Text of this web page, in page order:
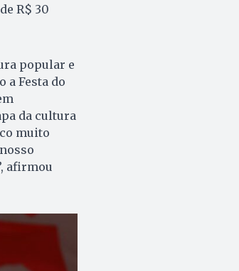
R$ 30
popular e
a Festa do
da cultura
muito
afirmou